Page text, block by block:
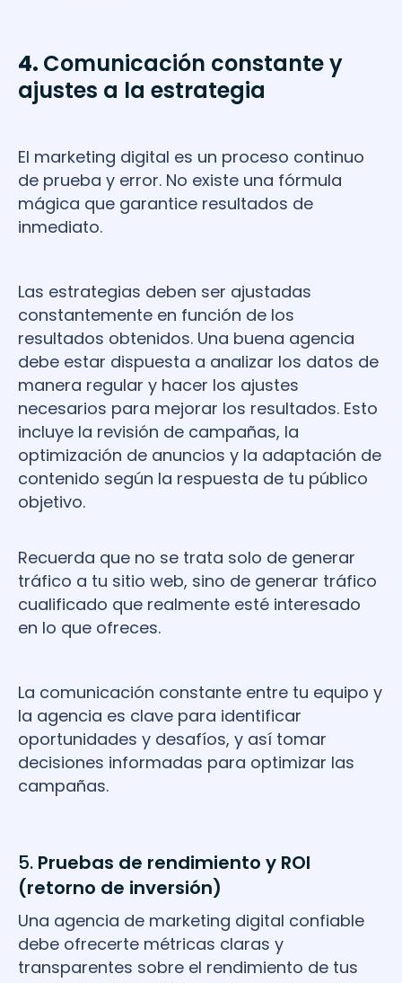
4. Comunicación constante y
ajustes a la estrategia
El marketing digital es un proceso continuo
de prueba y error. No existe una fórmula
mágica que garantice resultados de
inmediato.
Las estrategias deben ser ajustadas
constantemente en función de los
resultados obtenidos. Una buena agencia
debe estar dispuesta a analizar los datos de
manera regular y hacer los ajustes
necesarios para mejorar los resultados. Esto
incluye la revisión de campañas, la
optimización de anuncios y la adaptación de
contenido según la respuesta de tu público
objetivo.
Recuerda que no se trata solo de generar
tráfico a tu sitio web, sino de generar tráfico
cualificado que realmente esté interesado
en lo que ofreces.
La comunicación constante entre tu equipo y
la agencia es clave para identificar
oportunidades y desafíos, y así tomar
decisiones informadas para optimizar las
campañas.
5. Pruebas de rendimiento y ROI
(retorno de inversión)
Una agencia de marketing digital confiable
debe ofrecerte métricas claras y
transparentes sobre el rendimiento de tus